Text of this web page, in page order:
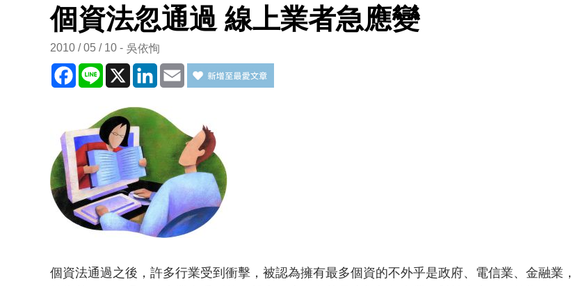
個資法忽通過 線上業者急應變
2010 / 05 / 10 吳依恂
Facebook
Line X LinkedInEmail
個資法通過之後，許多行業受到衝擊，被認為擁有最多個資的不外乎是政府、電信業、金融業，